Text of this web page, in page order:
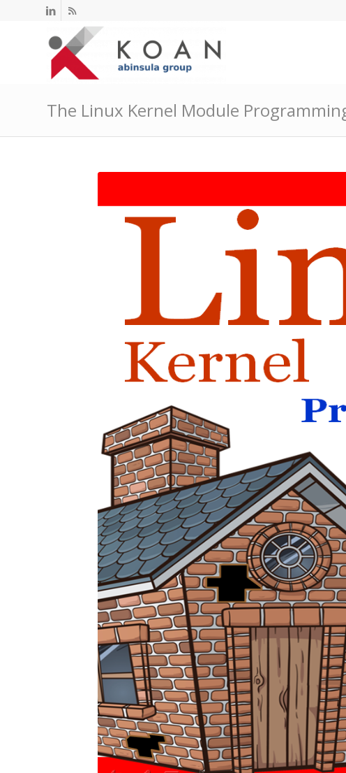
The Linux Kernel Module